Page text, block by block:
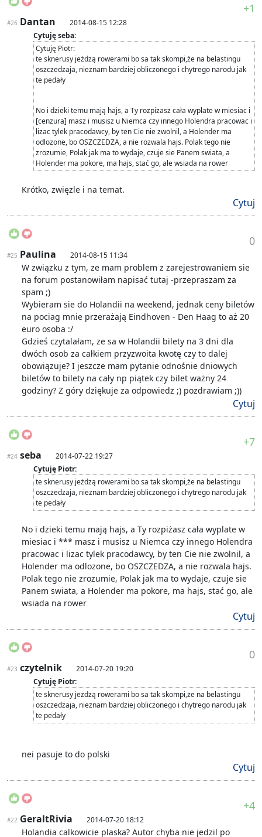
+1
#26 Dantan
2014-08-15 12:28
Cytuję seba:
Cytuję Piotr:
te sknerusy jeżdzą rowerami bo sa tak skompi,że na belastingu
oszczedzaja, nieznam bardziej obliczonego i chytrego narodu jak
te pedały
No i dzieki temu mają hajs, a Ty rozpiżasz cała wyplate w miesiac i
[cenzura] masz i musisz u Niemca czy innego Holendra pracowac i
lizac tylek pracodawcy, by ten Cie nie zwolnil, a Holender ma
odlozone, bo OSZCZEDZA, a nie rozwala hajs. Polak tego nie
zrozumie, Polak jak ma to wydaje, czuje sie Panem swiata, a
Holender ma pokore, ma hajs, stać go, ale wsiada na rower
Krótko, zwięzle i na temat.
Cytuj
0
#25 Paulina 2014-08-15 11:34
W związku z tym, ze mam problem z zarejestrowaniem sie
na forum postanowiłam napisać tutaj -przepraszam za
spam ;)
Wybieram sie do Holandii na weekend, jednak ceny biletów
na pociag mnie przerażają Eindhoven - Den Haag to aż 20
euro osoba :/
Gdzieś czytalałam, ze sa w Holandii bilety na 3 dni dla
dwóch osob za całkiem przyzwoita kwotę czy to dalej
obowiązuje? I jeszcze mam pytanie odnośnie dniowych
biletów to bilety na cały np piątek czy bilet ważny 24
godziny? Z góry dziękuje za odpowiedz ;) pozdrawiam ;))
Cytuj
+7
#24 seba
2014-07-22 19:27
Cytuję Piotr:
te sknerusy jeżdzą rowerami bo sa tak skompi,że na belastingu
oszczedzaja, nieznam bardziej obliczonego i chytrego narodu jak
te pedały
No i dzieki temu mają hajs, a Ty rozpiżasz cała wyplate w
miesiac i *** masz i musisz u Niemca czy innego Holendra
pracowac i lizac tylek pracodawcy, by ten Cie nie zwolnil, a
Holender ma odlozone, bo OSZCZEDZA, a nie rozwala hajs.
Polak tego nie zrozumie, Polak jak ma to wydaje, czuje sie
Panem swiata, a Holender ma pokore, ma hajs, stać go, ale
wsiada na rower
Cytuj
0
#23 czytelnik
2014-07-20 19:20
Cytuję Piotr:
te sknerusy jeżdzą rowerami bo sa tak skompi,że na belastingu
oszczedzaja, nieznam bardziej obliczonego i chytrego narodu jak
te pedały
nei pasuje to do polski
Cytuj
+4
#22 GeraltRivia 2014-07-20 18:12
Holandia calkowicie plaska? Autor chyba nie jedzil po